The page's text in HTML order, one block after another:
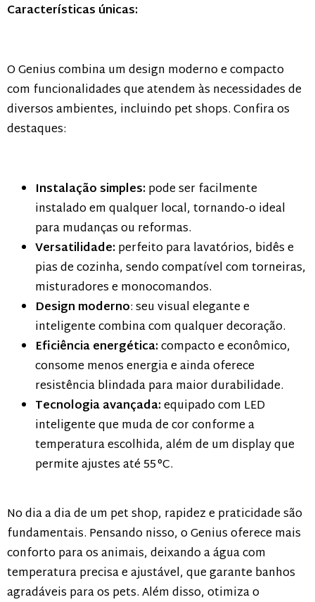
Características únicas:
O Genius combina um design moderno e compacto
com funcionalidades que atendem às necessidades de
diversos ambientes, incluindo pet shops. Confira os
destaques:
Instalação simples:pode ser facilmente
instalado em qualquer local, tornando-o ideal
para mudanças ou reformas.
Versatilidade:perfeito para lavatórios, bidês e
pias de cozinha, sendo compatível com torneiras,
misturadores e monocomandos.
Design moderno: seu visual elegante e
inteligente combina com qualquer decoração.
Eficiência energética:compacto e econômico,
consome menos energia e ainda oferece
resistência blindada para maior durabilidade.
Tecnologia avançada:equipado com LED
inteligente que muda de cor conforme a
temperatura escolhida, além de um display que
permite ajustes até 55 °C.
No dia a dia de um pet shop, rapidez e praticidade são
fundamentais. Pensando nisso, o Genius oferece mais
conforto para os animais, deixando a água com
temperatura precisa e ajustável, que garante banhos
agradáveis para os pets. Além disso, otimiza o